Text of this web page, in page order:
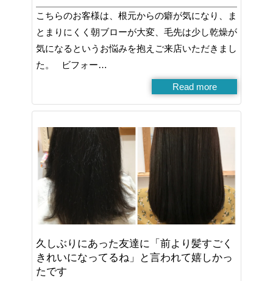
こちらのお客様は、根元からの癖が気になり、ま
とまりにくく朝ブローが大変、毛先は少し乾燥が
気になるというお悩みを抱えご来店いただきまし
た。 ビフォー…
Read more
久しぶりにあった友達に「前より髪すごく
きれいになってるね」と言われて嬉しかっ
たです